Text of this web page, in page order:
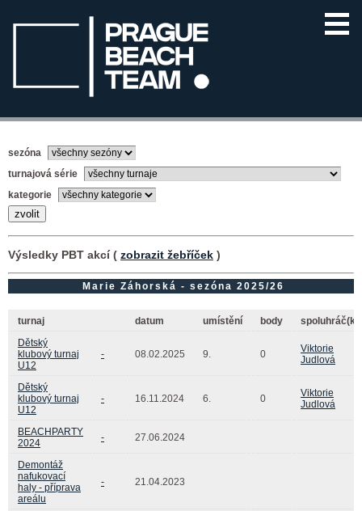
sezóna
turnajová série
kategorie
Výsledky PBT akcí ( zobrazit žebříček )
Marie Záhorská - sezóna 2025/26
turnaj datum umístění body
Dětský
klubový turnaj
U12
- 08.02.2025 9. 0
Viktorie
Judlová
Dětský
klubový turnaj
U12
- 16.11.2024 6. 0
Viktorie
Judlová
BEACHPARTY
2024
- 27.06.2024
Demontáž
nafukovací
haly - příprava
areálu
- 21.04.2023